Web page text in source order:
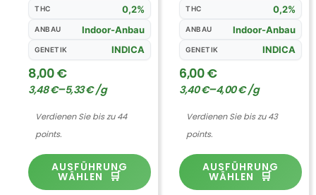
THC 0,2%
ANBAU Indoor-Anbau
GENETIK INDICA
8,00€
3,48€–5,33€/g
Verdienen Sie bis zu 44
points.
AUSFÜHRUNG
WÄHLEN
THC 0,2%
ANBAU Indoor-Anbau
GENETIK INDICA
6,00€
3,40€–4,00€/g
Verdienen Sie bis zu 43
points.
AUSFÜHRUNG
WÄHLEN